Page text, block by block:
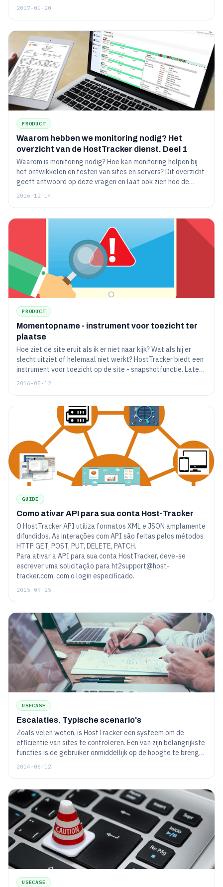
echter een grote verscheidenheid aan tools om diverse
besloten om alle functies van onze dienst grondig te
beschrijven, ook om onze ervaring in de ontwikkeling van
dergelijke projecten met u te delen en interessante
uitdagingen te vermelden waarmee we geconfronteerd
werden.
2017-01-20
PRODUCT
Waarom hebben we monitoring nodig? Het
overzicht van de HostTracker dienst. Deel 1
Waarom is monitoring nodig? Hoe kan monitoring helpen bij
het ontwikkelen en testen van sites en servers? Dit overzicht
geeft antwoord op deze vragen en laat ook zien hoe de
eenvoudige wens om uw werk te optimaliseren kan worden
2016-12-14
PRODUCT
Momentopname - instrument voor toezicht ter
plaatse
Hoe ziet de site eruit als ik er niet naar kijk? Wat als hij er
slecht uitziet of helemaal niet werkt? HostTracker biedt een
instrument voor toezicht op de site - snapshotfunctie. Laten
we eens kijken naar de praktische toepassing ervan.
2016-05-12
GUIDE
Como ativar API para sua conta Host-Tracker
O HostTracker API utiliza formatos XML e JSON amplamente
difundidos. As interações com API são feitas pelos métodos
HTTP GET, POST, PUT, DELETE, PATCH.
Para ativar a API para sua conta HostTracker, deve-se
escrever uma solicitação para ht2support@host-
tracker.com, com o login especificado.
2015-09-25
USECASE
Escalaties. Typische scenario's
Zoals velen weten, is HostTracker een systeem om de
efficiëntie van sites te controleren. Een van zijn belangrijkste
functies is de gebruiker onmiddellijk op de hoogte te brengen
van eventuele problemen. De efficiëntie van de meldingen en
niet de belangrijke informatie vinden in deze stroom...
2014-06-12
USECASE